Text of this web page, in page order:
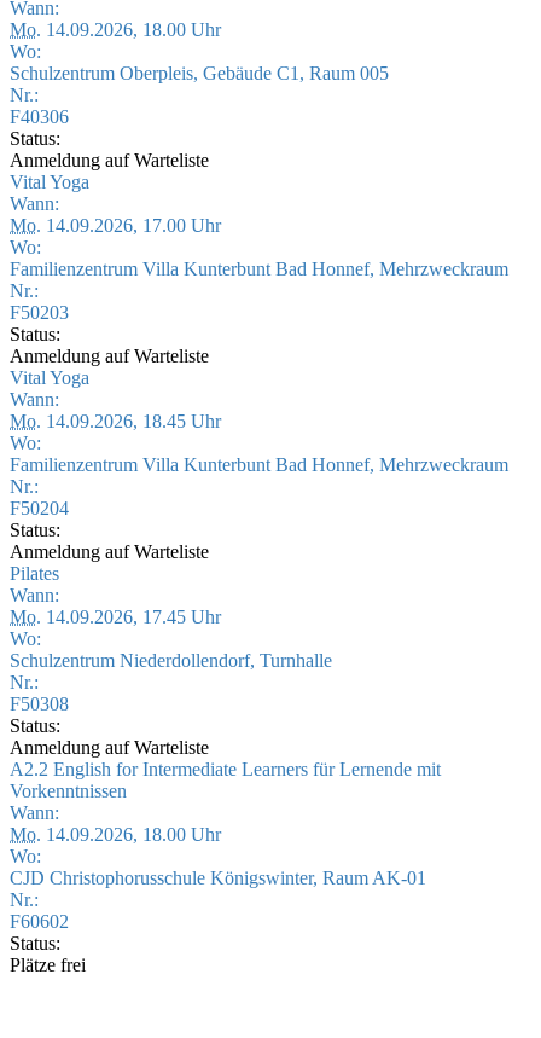
Wann:
Mo. 14.09.2026, 18.00 Uhr
Wo:
Schulzentrum Oberpleis, Gebäude C1, Raum 005
Nr.:
F40306
Status:
Anmeldung auf Warteliste
Vital Yoga
Wann:
Mo. 14.09.2026, 17.00 Uhr
Wo:
Familienzentrum Villa Kunterbunt Bad Honnef, Mehrzweckraum
Nr.:
F50203
Status:
Anmeldung auf Warteliste
Vital Yoga
Wann:
Mo. 14.09.2026, 18.45 Uhr
Wo:
Familienzentrum Villa Kunterbunt Bad Honnef, Mehrzweckraum
Nr.:
F50204
Status:
Anmeldung auf Warteliste
Pilates
Wann:
Mo. 14.09.2026, 17.45 Uhr
Wo:
Schulzentrum Niederdollendorf, Turnhalle
Nr.:
F50308
Status:
Anmeldung auf Warteliste
A2.2 English for Intermediate Learners für Lernende mit
Vorkenntnissen
Wann:
Mo. 14.09.2026, 18.00 Uhr
Wo:
CJD Christophorusschule Königswinter, Raum AK-01
Nr.:
F60602
Status:
Plätze frei